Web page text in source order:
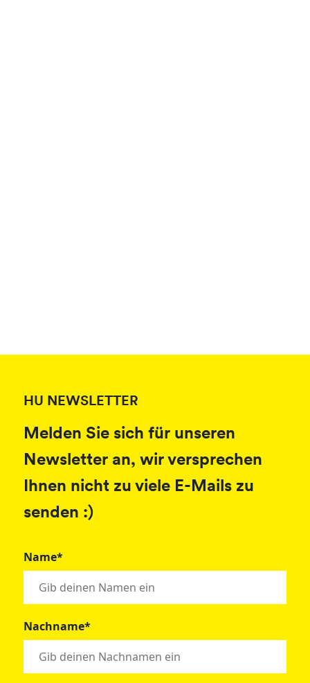
HU NEWSLETTER
Melden Sie sich für unseren
Newsletter an, wir versprechen
Ihnen nicht zu viele E-Mails zu
senden :)
Name*
Nachname*